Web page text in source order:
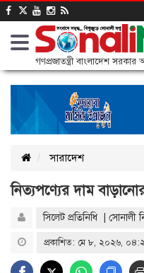
গণপ্রজাতন্ত্রী বাংলাদেশ
সারাদেশ
নিত্যপণ্যের দাম
সিলেট প্রতিনিধি | সোনালী
প্রকাশিত: মে ৮, ২০২৬,